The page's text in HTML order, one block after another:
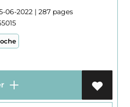
06-2022 | 287 pages